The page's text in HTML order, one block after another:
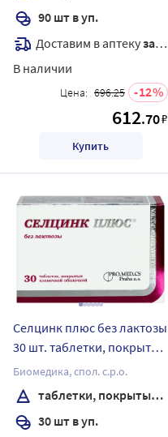
90 шт в уп.
Доставим в аптекузавтра
В наличии
Цена: 696.25 12
612.70₽
Купить
Селцинк плюс без лактозы
30 шт. таблетки, покрытые
пленочной оболочкой
массой 672 мг
Биомедика, спол. с.р.о.
таблетки, покрытые пленочной оболочкой
30 шт в уп.